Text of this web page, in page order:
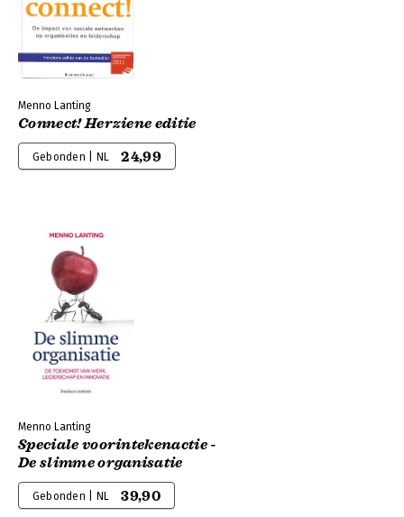
Menno Lanting
Connect! Herziene editie
Gebonden | NL 24,99
Menno Lanting
Speciale voorintekenactie -
De slimme organisatie
Gebonden | NL 39,90